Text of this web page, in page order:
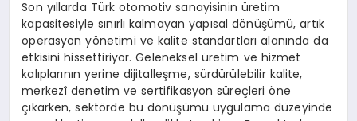
Son yıllarda Türk otomotiv sanayisinin üretim
kapasitesiyle sınırlı kalmayan yapısal dönüşümü, artık
operasyon yönetimi ve kalite standartları alanında da
etkisini hissettiriyor. Geleneksel üretim ve hizmet
kalıplarının yerine dijitalleşme, sürdürülebilir kalite,
merkezî denetim ve sertifikasyon süreçleri öne
çıkarken, sektörde bu dönüşümü uygulama düzeyinde